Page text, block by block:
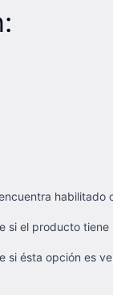
habilitado
si el producto tiene
si ésta opción es